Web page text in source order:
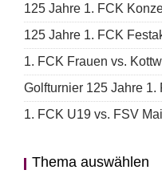
125 Jahre 1. FCK
125 Jahre 1. FCK
1. FCK Frauen vs.
Golfturnier 125 Jahre 1.
1. FCK U19 vs. FSV
Thema auswählen